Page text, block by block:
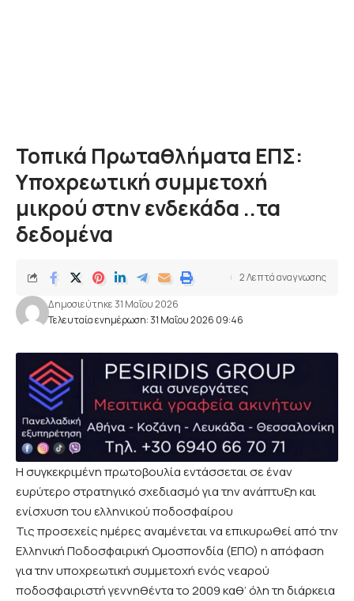
Τοπικά Πρωταθλήματα ΕΠΣ:
Υποχρεωτική συμμετοχή
μικρού στην ενδεκάδα ..τα
δεδομένα
Τελευταία ενημέρωση: 31 Μαΐου 2026 09:46
Δημοσιεύτηκε 31 Μαΐου 2026
2 Λεπτά αναγνωσης
Η συγκεκριμένη πρωτοβουλία εντάσσεται σε έναν
ευρύτερο στρατηγικό σχεδιασμό για την ανάπτυξη και
ενίσχυση του ελληνικού ποδοσφαίρου
Τις προσεχείς ημέρες αναμένεται να επικυρωθεί από την
Ελληνική Ποδοσφαιρική Ομοσπονδία (ΕΠΟ) η απόφαση
για την υποχρεωτική συμμετοχή ενός νεαρού
ποδοσφαιριστή γεννηθέντα το 2009 καθ’ όλη τη διάρκεια